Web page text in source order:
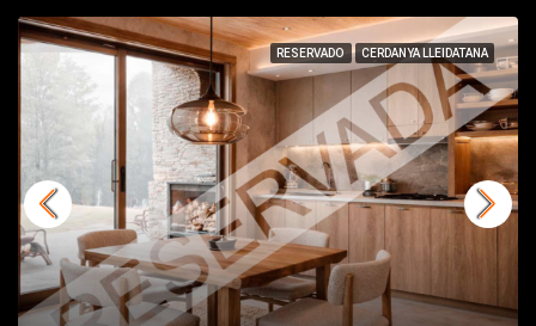
RESERVADO CERDANYA LLEIDATANA